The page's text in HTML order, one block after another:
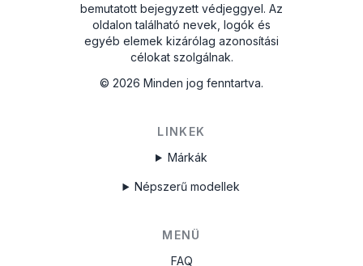
bemutatott bejegyzett védjeggyel. Az
oldalon található nevek, logók és
egyéb elemek kizárólag azonosítási
célokat szolgálnak.
© 2026 Minden jog fenntartva.
LINKEK
Márkák
Népszerű modellek
MENÜ
FAQ